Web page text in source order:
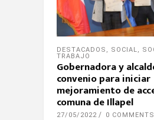
DESTACADOS , SOCIAL,
TRABAJO
Gobernadora y
convenio para iniciar
mejoramiento de
comuna de Illapel
27/05/2022 0 COMMENTS